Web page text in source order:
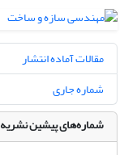
مقالات آماده انتشار
شماره جاری
شماره‌های پیشین نشریه